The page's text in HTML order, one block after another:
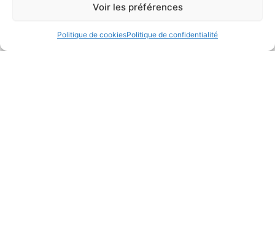
Voir les préférences
Politique de cookiesPolitique de confidentialité
Ajouter au
panier
CHF17.90
Ajouter au